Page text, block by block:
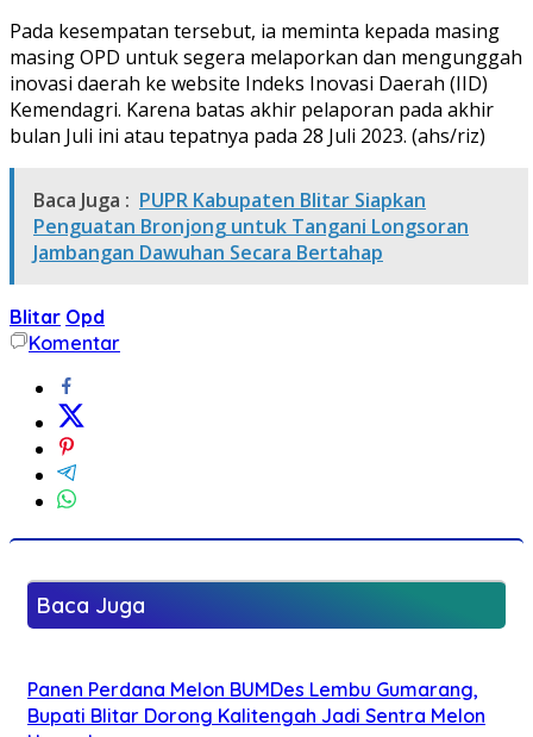
Pada kesempatan tersebut, ia meminta kepada masing
masing OPD untuk segera melaporkan dan mengunggah
inovasi daerah ke website Indeks Inovasi Daerah (IID)
Kemendagri. Karena batas akhir pelaporan pada akhir
bulan Juli ini atau tepatnya pada 28 Juli 2023. (ahs/riz)
Baca Juga : PUPR Kabupaten Blitar Siapkan
Penguatan Bronjong untuk Tangani Longsoran
Jambangan Dawuhan Secara Bertahap
Blitar Opd
Komentar
Baca Juga
Panen Perdana Melon BUMDes Lembu Gumarang,
Bupati Blitar Dorong Kalitengah Jadi Sentra Melon